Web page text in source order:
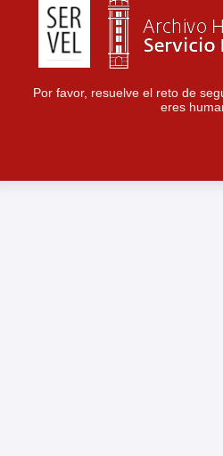
Por favor, resuelve el reto de
eres